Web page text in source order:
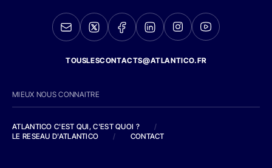
TOUSLESCONTACTS@ATLANTICO.FR
MIEUX NOUS CONNAITRE
ATLANTICO C'EST QUI, C'EST QUOI ?
/
LE RESEAU D'ATLANTICO
/ CONTACT